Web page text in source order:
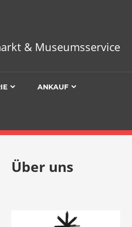
& Museumsservice
ANKAUF
Über uns